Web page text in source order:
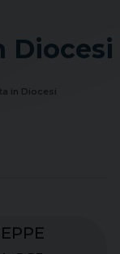
Diocesi
in Diocesi